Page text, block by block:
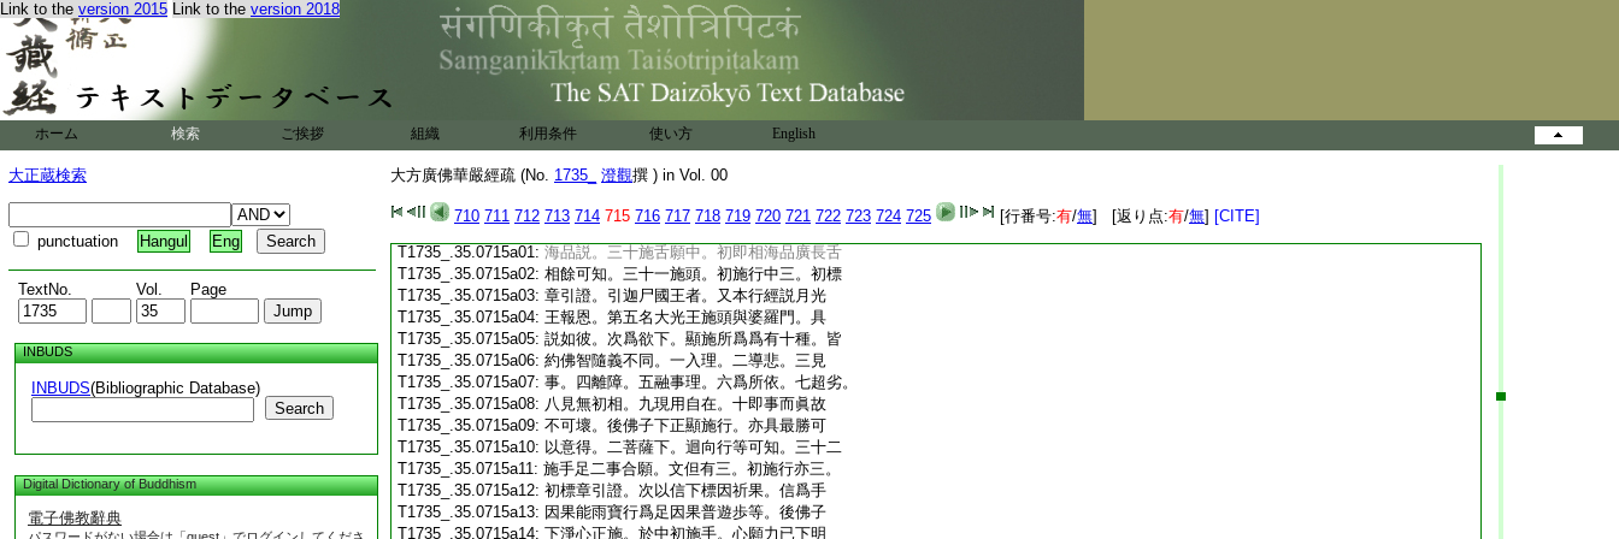
Link to the version 2015 Link to the version 2018
ホーム 検索 ご挨拶 組織 利用条件 使い方 English
大正蔵検索
punctuation Hangul Eng
TextNo. Vol. Page
INBUDS
INBUDS(Bibliographic Database)
Search
Digital Dictionary of Buddhism
電子佛教辭典
大方廣佛華嚴經疏 (No. 1735_ 澄觀撰 ) in Vol. 00
710 711 712 713 714 715 716 717 718 719 720 721 722 723 724 725 [行番号:有/無] [返り点:有/無] [CITE]
T1735_.35.0714c19:法者正向諸法故。三是爲下結。四爲令下迴
T1735_.35.0714c20:向所爲有十。以鼻香氣所入故。攝受香故。
T1735_.35.0714c21:了 3 知故。住於覺故。如眼見色故。合中知
T1735_.35.0714c22:
故。不壞鼻根故。不邪分別故。香氣嚴潔
故。五分法身香故。二十九施牙齒。初施行中。
安住堅固。自在位者。登地已上故。智論十四
T1735_.35.0714c25:云。象王施牙是法身菩薩事。廣如彼及十輪
T1735_.35.0714c26:
第四。二菩薩下迴向行十願。唯第三單約心
T1735_.35.0714c27:説。謂智能調惑趣於彼岸。如牙調食以資
T1735_.35.0714c28: 法身。餘皆約牙齒説。萬字成就者。 4
準梵本
T1735_.35.0715a01: 海品説。三十施舌願中。初即相海品廣長舌
T1735_.35.0715a02: 相餘可知。三十一施頭。初施行中三。初標
T1735_.35.0715a03: 章引證。引迦尸國王者。又本行經説月光
T1735_.35.0715a04: 王報恩。第五名大光王施頭與婆羅門。具
T1735_.35.0715a05: 説如彼。次爲欲下。顯施所爲爲有十種。皆
T1735_.35.0715a06: 約佛智隨義不同。一入理。二導悲。三見
T1735_.35.0715a07: 事。四離障。五融事理。六爲所依。七超劣。
T1735_.35.0715a08: 八見無初相。九現用自在。十即事而眞故
T1735_.35.0715a09: 不可壞。後佛子下正顯施行。亦具最勝可
T1735_.35.0715a10: 以意得。二菩薩下。迴向行等可知。三十二
T1735_.35.0715a11: 施手足二事合願。文但有三。初施行亦三。
T1735_.35.0715a12: 初標章引證。次以信下標因祈果。信爲手
T1735_.35.0715a13: 因果能雨寶行爲足因果普遊歩等。後佛子
T1735_.35.0715a14: 下淨心正施。於中初施手。心願力已下明